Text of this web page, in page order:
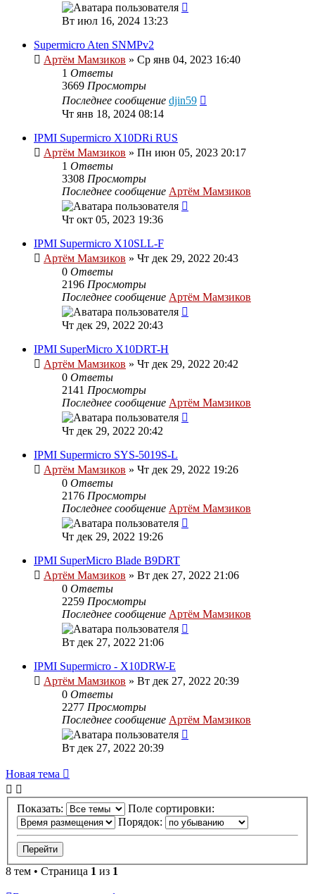
Вт июл 16, 2024 13:23
Supermicro Aten SNMPv2
Артём Мамзиков » Ср янв 04, 2023 16:40
1 Ответы
3669 Просмотры
Последнее сообщение djin59
Чт янв 18, 2024 08:14
IPMI Supermicro X10DRi RUS
Артём Мамзиков » Пн июн 05, 2023 20:17
1 Ответы
3308 Просмотры
Последнее сообщение Артём Мамзиков
Чт окт 05, 2023 19:36
IPMI Supermicro X10SLL-F
Артём Мамзиков » Чт дек 29, 2022 20:43
0 Ответы
2196 Просмотры
Последнее сообщение Артём Мамзиков
Чт дек 29, 2022 20:43
IPMI SuperMicro X10DRT-H
Артём Мамзиков » Чт дек 29, 2022 20:42
0 Ответы
2141 Просмотры
Последнее сообщение Артём Мамзиков
Чт дек 29, 2022 20:42
IPMI Supermicro SYS-5019S-L
Артём Мамзиков » Чт дек 29, 2022 19:26
0 Ответы
2176 Просмотры
Последнее сообщение Артём Мамзиков
Чт дек 29, 2022 19:26
IPMI SuperMicro Blade B9DRT
Артём Мамзиков » Вт дек 27, 2022 21:06
0 Ответы
2259 Просмотры
Последнее сообщение Артём Мамзиков
Вт дек 27, 2022 21:06
IPMI Supermicro - X10DRW-E
Артём Мамзиков » Вт дек 27, 2022 20:39
0 Ответы
2277 Просмотры
Последнее сообщение Артём Мамзиков
Вт дек 27, 2022 20:39
Новая тема
Показать:
Поле сортировки:
Порядок:
8 тем • Страница 1 из 1